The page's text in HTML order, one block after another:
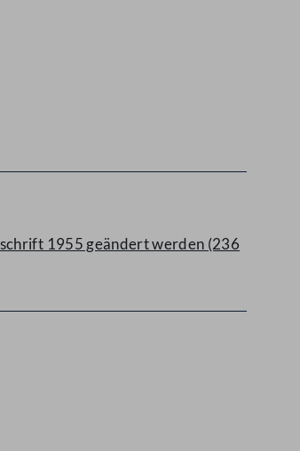
1955 geändert werden (236